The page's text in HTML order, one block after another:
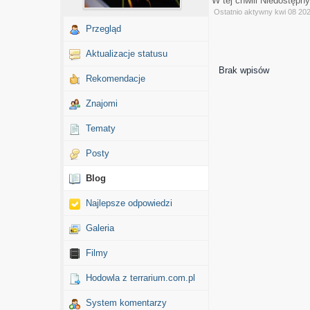
Przegląd
Aktualizacje statusu
Rekomendacje
Znajomi
Tematy
Posty
Blog
Najlepsze odpowiedzi
Galeria
Filmy
Hodowla z terrarium.com.pl
System komentarzy
Ostatnio aktywny kwi 08
Brak wpisów